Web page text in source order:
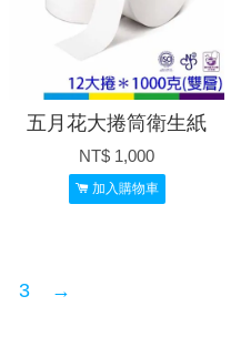
五月花大捲筒衛生紙
NT$ 1,000
加入購物車
3 →